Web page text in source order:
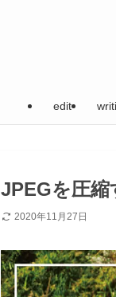
edit
JPEGを圧
2020年11月27日